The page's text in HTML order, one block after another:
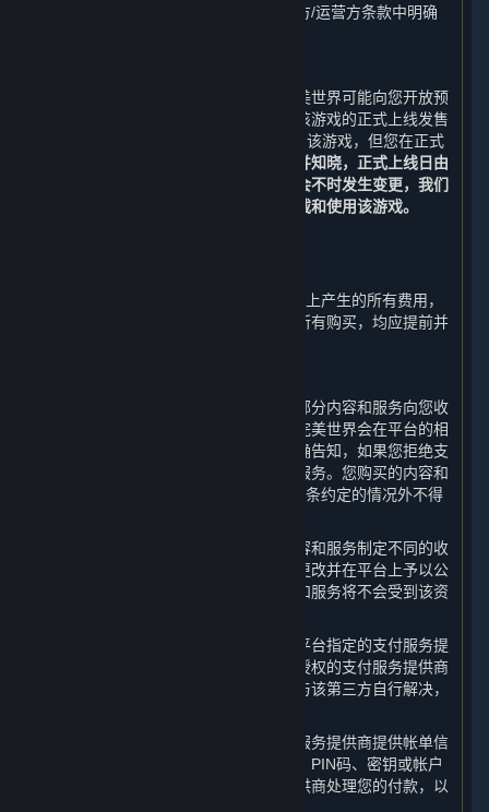
分，但本协议、附加条款或适用的开发方/运营方条款中明确
在某些游戏正式在平台上线发售前，完美世界可能向您开放预
购，在您付清全部预购款后，您可以在该游戏的正式上线发售
”）下载和使用该游戏，但您在正式
您理解并知晓，正式上线日由
该游戏开发方或游戏运营方决定并可能会不时发生变更，我们
无法承诺或保证您可以在正式上线日下载和使用该游戏。
除以下第3.G条规定的以外，在蒸汽平台上产生的所有费用，
以及使用蒸汽钱包（定义如下）进行的所有购买，均应提前并
使用平台是免费的，但是完美世界会就部分内容和服务向您收
取一定的费用。对于付费内容和服务，完美世界会在平台的相
应页面上将收费方式和资费标准向您明确告知，如果您拒绝支
付该费用，则您无法使用相应的内容和服务。您购买的内容和
服务一经付费即视为购买完成，除第3.G条约定的情况外不得
完美世界有权决定并可能会对不同的内容和服务制定不同的收
费方式和资费标准，并有权随时调整或更改并在平台上予以公
布，您在资费发生变动之前购买的内容和服务将不会受到该资
您在平台上购买内容和服务时，应通过平台指定的支付服务提
供商进行充值或付款。任何因通过未经授权的支付服务提供商
进行的充值或消费而导致的纠纷应由您与该第三方自行解决，
请您注意，当您向完美世界指定的支付服务提供商提供帐单信
息时，即意味着您是与该支付相关的卡、PIN码、密钥或帐户
的授权使用方，并且您授权支付服务提供商处理您的付款，以